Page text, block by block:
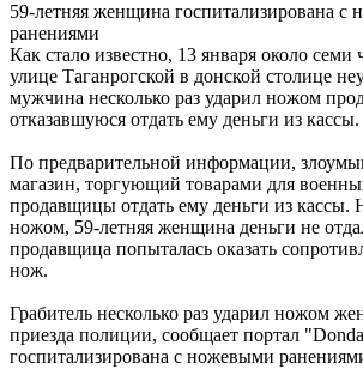
59-летняя женщина госпитализирована с
ранениями
Как стало известно, 13 января около семи
улице Таганрогской в донской столице
мужчина несколько раз ударил ножом
отказавшуюся отдать ему деньги из кассы.
По предварительной информации,
магазин, торгующий товарами для
продавщицы отдать ему деньги из кассы.
ножом, 59-летняя женщина деньги не
продавщица попыталась оказать
нож.
Грабитель несколько раз ударил ножом
приезда полиции, сообщает портал
госпитализирована с ножевыми